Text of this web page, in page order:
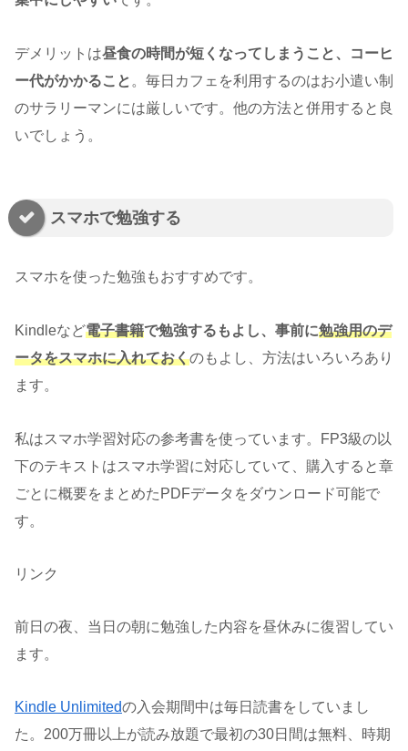
デメリットは昼食の時間が短くなってしまうこと、コーヒ
ー代がかかること 。毎日カフェを利用するのはお小遣い制
のサラリーマンには厳しいです。他の方法と併用すると良
いでしょう。
スマホで勉強する
スマホを使った勉強もおすすめです。
Kindleなど電子書籍で勉強するもよし、事前に勉強用のデ
ータをスマホに入れておくのもよし、方法はいろいろあり
ます。
私はスマホ学習対応の参考書を使っています。FP3級の以
下のテキストはスマホ学習に対応していて、購入すると章
ごとに概要をまとめたPDFデータをダウンロード可能で
す。
リンク
前日の夜、当日の朝に勉強した内容を昼休みに復習してい
ます。
Kindle Unlimitedの入会期間中は毎日読書をしていまし
た。200万冊以上が読み放題で最初の30日間は無料、時期